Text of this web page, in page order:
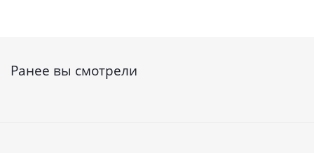
Ранее вы смотрели